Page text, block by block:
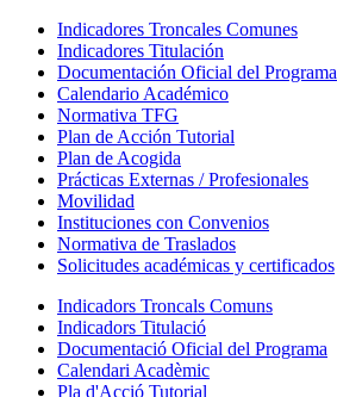
Indicadores Troncales Comunes
Indicadores Titulación
Documentación Oficial del Programa
Calendario Académico
Normativa TFG
Plan de Acción Tutorial
Plan de Acogida
Prácticas Externas / Profesionales
Movilidad
Instituciones con Convenios
Normativa de Traslados
Solicitudes académicas y certificados
Indicadors Troncals Comuns
Indicadors Titulació
Documentació Oficial del Programa
Calendari Acadèmic
Pla d'Acció Tutorial